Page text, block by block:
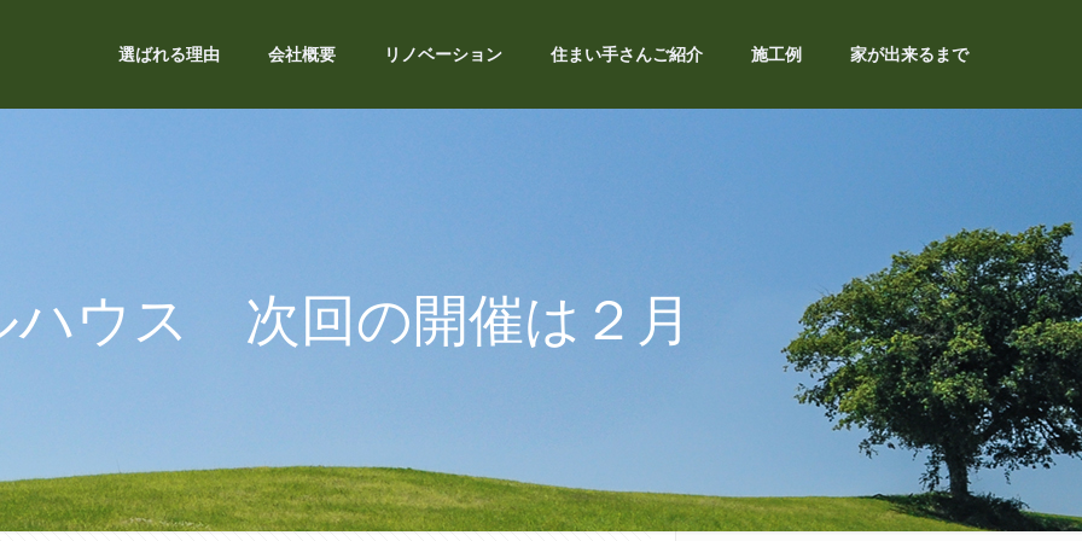
選ばれる理由 会社概要 リノベーション 住まい手さんご紹介 施工例 家が出来るまで
ハウス 次回の開催は２月